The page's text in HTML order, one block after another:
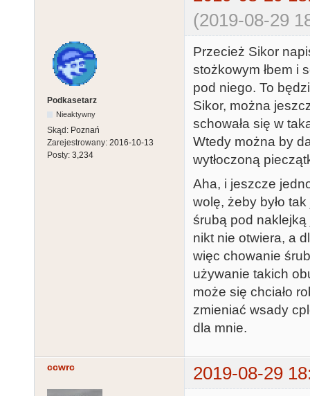
(2019-08-29
Podkasetarz
Nieaktywny
Skąd: Poznań
Zarejestrowany: 2016-10-13
Posty: 3,234
Przecież Sikor
stożkowym łbem i
pod niego. To
Sikor, można
schowała się w
Wtedy można by
wytłoczoną
Aha, i jeszcze
wolę, żeby było
śrubą pod
nikt nie otwiera, a
więc chowanie
używanie takich
może się chciało
zmieniać wsady
dla mnie.
ccwrc 2019-08-29